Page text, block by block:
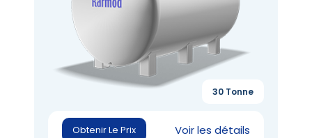
Obtenir Le Prix Voir les détails
30 Tonne